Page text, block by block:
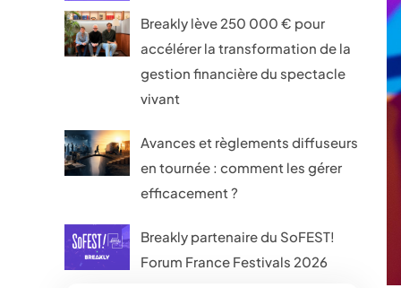
Breakly lève 250 000 € pour
accélérer la transformation de la
gestion financière du spectacle
vivant
Avances et règlements diffuseurs
en tournée : comment les gérer
efficacement ?
Breakly partenaire du SoFEST!
Forum France Festivals 2026